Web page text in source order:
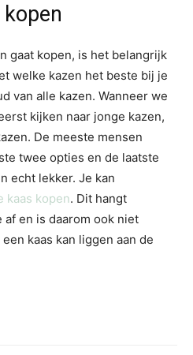
gaat kopen, is het belangrijk
welke kazen het beste bij je
van alle kazen. Wanneer we
kijken naar jonge kazen,
De meeste mensen
twee opties en de laatste
echt lekker. Je kan
kaas kopen. Dit hangt
en is daarom ook niet
kaas kan liggen aan de